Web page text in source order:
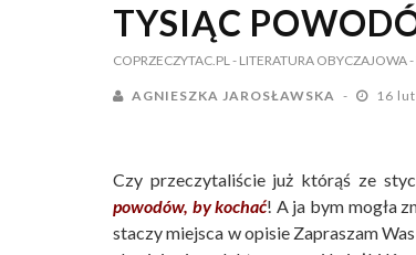
TYSIĄC
COPRZECZYTAC.PL- LITERATURA OBYCZAJOWA-
AGNIESZKA JAROSŁAWSKA 16
Czy przeczytaliście już którąś ze
powodów, by kochać! A ja bym mogła
staczy miejsca w opisie Zapraszam